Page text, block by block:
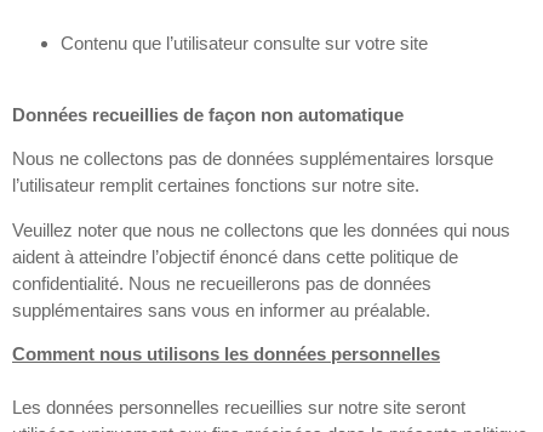
Contenu que l’utilisateur consulte sur votre site
Données recueillies de façon non automatique
Nous ne collectons pas de données supplémentaires lorsque
l’utilisateur remplit certaines fonctions sur notre site.
Veuillez noter que nous ne collectons que les données qui nous
aident à atteindre l’objectif énoncé dans cette politique de
confidentialité. Nous ne recueillerons pas de données
supplémentaires sans vous en informer au préalable.
Comment nous utilisons les données personnelles
Les données personnelles recueillies sur notre site seront